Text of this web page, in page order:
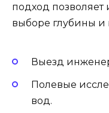
подход
выборе глубины
Выезд
Полевые
вод.